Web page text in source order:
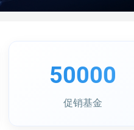
50000
促销基金